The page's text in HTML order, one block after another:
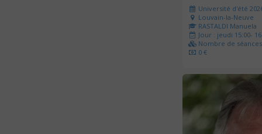
Université d'été
Louvain-la-Neuve
RASTALDI Manuela
Jour : jeudi 15:00-
Nombre de
0 €